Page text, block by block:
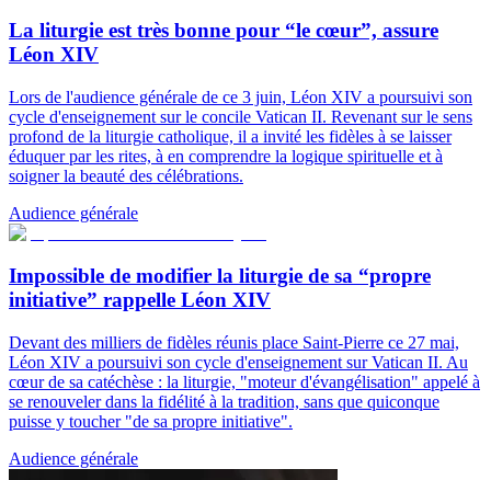
La liturgie est très bonne pour “le cœur”, assure
Léon XIV
Lors de l'audience générale de ce 3 juin, Léon XIV a poursuivi son
cycle d'enseignement sur le concile Vatican II. Revenant sur le sens
profond de la liturgie catholique, il a invité les fidèles à se laisser
éduquer par les rites, à en comprendre la logique spirituelle et à
soigner la beauté des célébrations.
Audience générale
Impossible de modifier la liturgie de sa “propre
initiative” rappelle Léon XIV
Devant des milliers de fidèles réunis place Saint-Pierre ce 27 mai,
Léon XIV a poursuivi son cycle d'enseignement sur Vatican II. Au
cœur de sa catéchèse : la liturgie, "moteur d'évangélisation" appelé à
se renouveler dans la fidélité à la tradition, sans que quiconque
puisse y toucher "de sa propre initiative".
Audience générale